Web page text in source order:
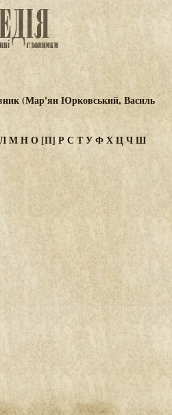
(Мар'ян Юрковський, Василь
ЛМНО[П] Р С ТУФХЦЧШ